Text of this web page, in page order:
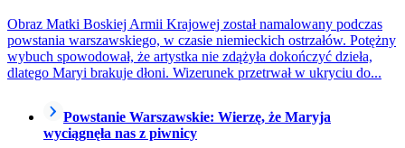
Obraz Matki Boskiej Armii Krajowej został namalowany podczas
powstania warszawskiego, w czasie niemieckich ostrzałów. Potężny
wybuch spowodował, że artystka nie zdążyła dokończyć dzieła,
dlatego Maryi brakuje dłoni. Wizerunek przetrwał w ukryciu do...
Powstanie Warszawskie: Wierzę, że Maryja
wyciągnęła nas z piwnicy